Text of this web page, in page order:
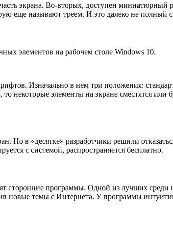
экрана. Во-вторых, доступен
еще называют треем. И это далеко не полный
элементов на рабочем столе Windows 10.
Изначально в нем три положения:
некоторые элементы на экране сместятся или
Но в «десятке» разработчики решили
с системой, распространяется бесплатно.
сторонние программы. Одной из лучших среди
темы с Интернета. У программы